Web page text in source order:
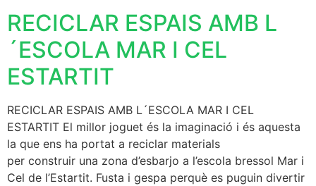
RECICLAR ESPAIS AMB L
´ESCOLA MAR I CEL
ESTARTIT
RECICLAR ESPAIS AMB L´ESCOLA MAR I CEL
ESTARTIT El millor joguet és la imaginació i és aquesta
la que ens ha portat a reciclar materials
per construir una zona d’esbarjo a l’escola bressol Mar i
Cel de l’Estartit. Fusta i gespa perquè es puguin divertir